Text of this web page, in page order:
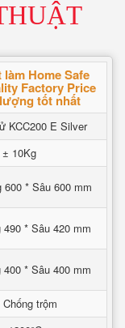
Home Safe
Factory Price
tốt nhất
KCC200 E Silver
± 10Kg
600 * Sâu 600 mm
490 * Sâu 420 mm
400 * Sâu 400 mm
trộm